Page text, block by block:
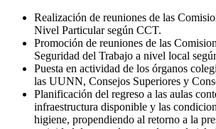
Realización de reuniones de las
Nivel Particular según CCT.
Promoción de reuniones de las
Seguridad del Trabajo a nivel local
Puesta en actividad de los órganos
las UUNN, Consejos Superiores y
Planificación del regreso a las aulas
infraestructura disponible y las
higiene, propendiendo al retorno a la